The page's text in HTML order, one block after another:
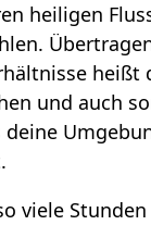
heiligen
heißt
und auch
deine
viele